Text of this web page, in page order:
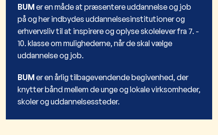
BUMer en måde at præsentere uddannelse og job
på og her indbydes uddannelsesinstitutioner og
erhvervsliv til at inspirere og oplyse skolelever fra 7. -
10. klasse om mulighederne, når de skal vælge
uddannelse og job.
BUMer en årlig tilbagevendende begivenhed, der
knytter bånd mellem de unge og lokale virksomheder,
skoler og uddannelsessteder.